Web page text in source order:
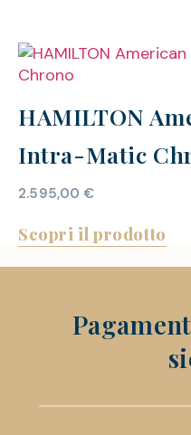
HAMILTON
Intra-Matic
2.595,00 €
Scopri il prodotto